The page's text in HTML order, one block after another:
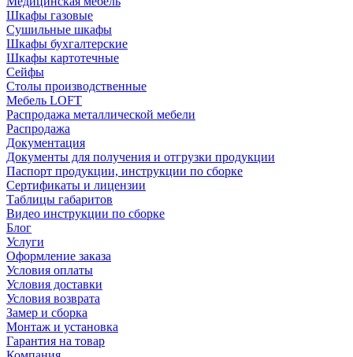
Шкафы газовые
Сушильные шкафы
Шкафы бухгалтерские
Шкафы картотечные
Сейфы
Столы производственные
Мебель LOFT
Распродажа металлической мебели
Распродажа
Документация
Документы для получения и отгрузки продукции
Паспорт продукции, инструкции по сборке
Сертификаты и лицензии
Таблицы габаритов
Видео инструкции по сборке
Блог
Услуги
Оформление заказа
Условия оплаты
Условия доставки
Условия возврата
Замер и сборка
Монтаж и установка
Гарантия на товар